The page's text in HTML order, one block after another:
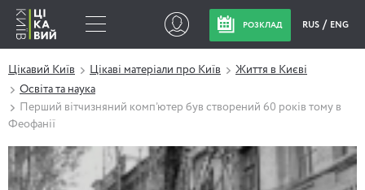
РОЗКЛАД RUS ENG
Цікавий Київ Цікаві матеріали про Київ
Життя в Києві
Освіта та наука
Перший вітчизняний комп’ютер був створений 60 років тому в
Феофанії